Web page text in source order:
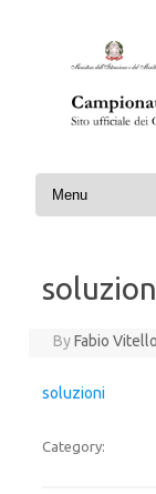
Skip to content
ByFabio Vitello
soluzioni
Category: